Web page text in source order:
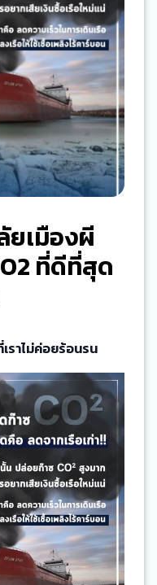
ยเมืองผี
ที่ดีที่สุด
ราไม่ค่อยร้อนรน